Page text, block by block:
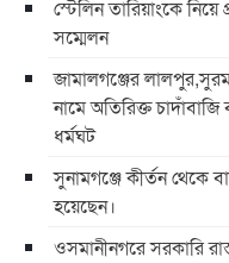
স্টেলিন তারিয়াংকে
সম্মেলন
জামালগঞ্জের
নামে অতিরিক্ত চাদাঁবাজি
ধর্মঘট
সুনামগঞ্জে কীর্তন থেকে
হয়েছেন।
ওসমানীনগরে সরকারি